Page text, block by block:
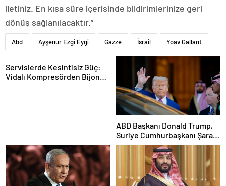
iletiniz. En kısa süre içerisinde bildirimlerinize geri
dönüş sağlanılacaktır.”
Abd Ayşenur Ezgi Eygi Gazze İsrail Yoav Gallant
Servislerde Kesintisiz Güç:
Vidalı Kompresörden Bijon
ABD Başkanı Donald Trump,
Suriye Cumhurbaşkanı Şara
ile görüşecek